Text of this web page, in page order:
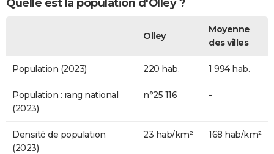
Quelle est la population d'Olley ?
Olley
Moyenne
des villes
Population (2023) 220 hab. 1 994 hab.
Population : rang national
(2023)
n°25 116 -
Densité de population
(2023)
23 hab/km² 168 hab/km²